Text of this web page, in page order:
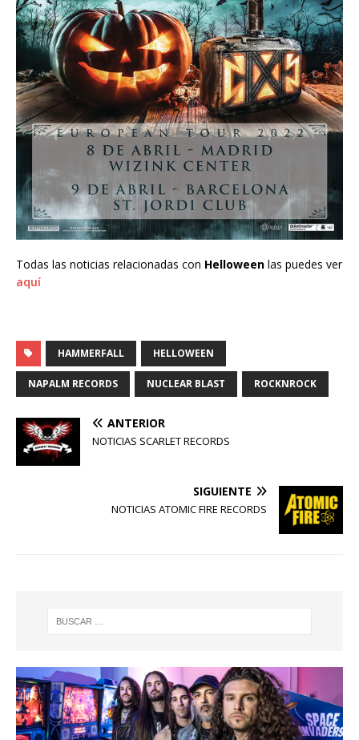
Todas las noticias relacionadas con Helloween las puedes ver
aquí
HAMMERFALL HELLOWEEN
NAPALM RECORDS NUCLEAR BLAST ROCKNROCK
ANTERIOR
NOTICIAS SCARLET RECORDS
SIGUIENTE
NOTICIAS ATOMIC FIRE RECORDS